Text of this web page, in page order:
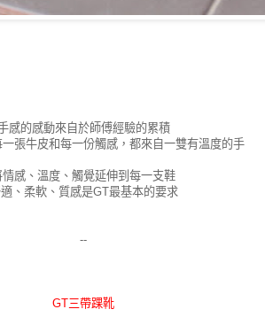
感的感動來自於師傅經驗的累積
張牛皮和每一份觸感，都來自一雙有溫度的手
情感、溫度、觸覺延伸到每一支鞋
、柔軟、質感是GT最基本的要求
--
GT三帶踝靴